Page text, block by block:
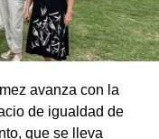
avanza con la
de igualdad de
que se lleva